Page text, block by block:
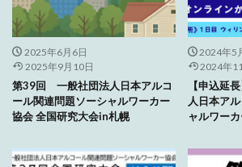
2025年6月6日
2025年9月10日
第39回 一般社団法人日本アルコ
ール関連問題ソーシャルワーカー
協会 全国研究大会in札幌
2024年5
2024年
【申込延
人日本ア
ャルワー